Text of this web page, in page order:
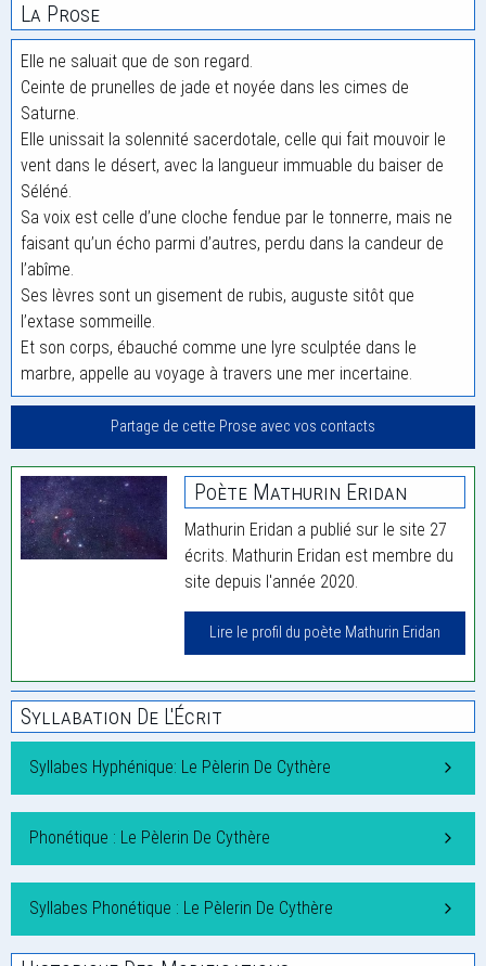
La Prose
Elle ne saluait que de son regard.
Ceinte de prunelles de jade et noyée dans les cimes de
Saturne.
Elle unissait la solennité sacerdotale, celle qui fait mouvoir le
vent dans le désert, avec la langueur immuable du baiser de
Séléné.
Sa voix est celle d’une cloche fendue par le tonnerre, mais ne
faisant qu’un écho parmi d’autres, perdu dans la candeur de
l’abîme.
Ses lèvres sont un gisement de rubis, auguste sitôt que
l’extase sommeille.
Et son corps, ébauché comme une lyre sculptée dans le
marbre, appelle au voyage à travers une mer incertaine.
Partage de cette Prose avec vos contacts
Poète Mathurin Eridan
Mathurin Eridan a publié sur le site 27
écrits. Mathurin Eridan est membre du
site depuis l'année 2020.
Lire le profil du poète Mathurin Eridan
Syllabation De L'Écrit
Syllabes Hyphénique: Le Pèlerin De Cythère
Phonétique : Le Pèlerin De Cythère
Syllabes Phonétique : Le Pèlerin De Cythère